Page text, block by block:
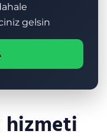
gelsin
hizmeti